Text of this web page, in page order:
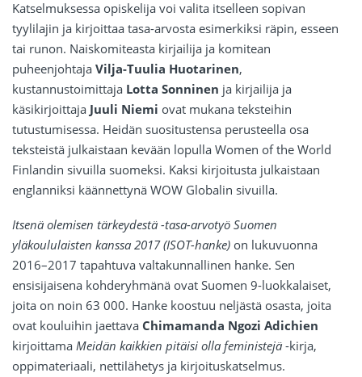
Katselmuksessa opiskelija voi valita itselleen sopivan
tyylilajin ja kirjoittaa tasa-arvosta esimerkiksi räpin, esseen
tai runon. Naiskomiteasta kirjailija ja komitean
puheenjohtaja Vilja-Tuulia Huotarinen,
kustannustoimittaja Lotta Sonninen ja kirjailija ja
käsikirjoittaja Juuli Niemi ovat mukana teksteihin
tutustumisessa. Heidän suositustensa perusteella osa
teksteistä julkaistaan kevään lopulla Women of the World
Finlandin sivuilla suomeksi. Kaksi kirjoitusta julkaistaan
englanniksi käännettynä WOW Globalin sivuilla.
Itsenä olemisen tärkeydestä -tasa-arvotyö Suomen
yläkoululaisten kanssa 2017 (ISOT-hanke) on lukuvuonna
2016–2017 tapahtuva valtakunnallinen hanke. Sen
ensisijaisena kohderyhmänä ovat Suomen 9-luokkalaiset,
joita on noin 63 000. Hanke koostuu neljästä osasta, joita
ovat kouluihin jaettava Chimamanda Ngozi Adichien
kirjoittama Meidän kaikkien pitäisi olla feministejä -kirja,
oppimateriaali, nettilähetys ja kirjoituskatselmus.